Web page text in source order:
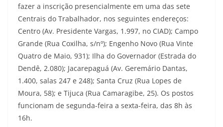
fazer a inscrição presencialmente em uma das sete
Centrais do Trabalhador, nos seguintes endereços:
Centro (Av. Presidente Vargas, 1.997, no CIAD); Campo
Grande (Rua Coxilha, s/nº); Engenho Novo (Rua Vinte
Quatro de Maio, 931); Ilha do Governador (Estrada do
Dendê, 2.080); Jacarepaguá (Av. Geremário Dantas,
1.400, salas 247 e 248); Santa Cruz (Rua Lopes de
Moura, 58); e Tijuca (Rua Camaragibe, 25). Os postos
funcionam de segunda-feira a sexta-feira, das 8h às
16h.